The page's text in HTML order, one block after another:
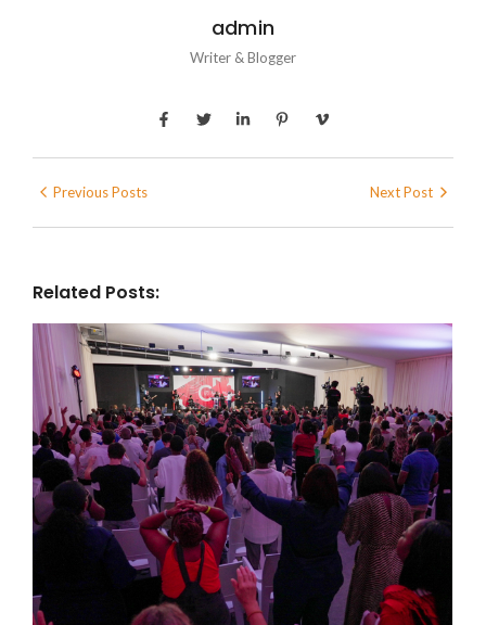
admin
Writer & Blogger
Previous Posts Next Post
Related Posts: